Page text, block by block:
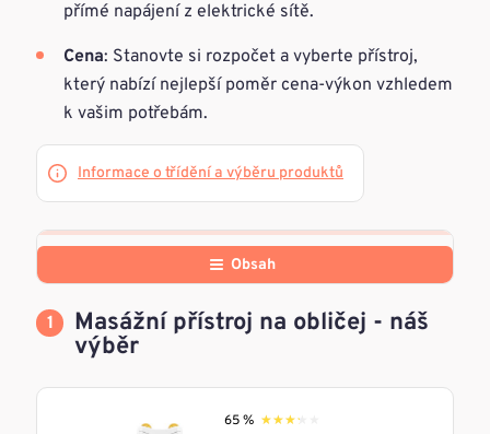
přímé napájení z elektrické sítě.
Cena: Stanovte si rozpočet a vyberte přístroj,
který nabízí nejlepší poměr cena-výkon vzhledem
k vašim potřebám.
Informace o třídění a výběru produktů
Obsah
Masážní přístroj na obličej - náš
výběr
65 % ★★★★★
★★★★★